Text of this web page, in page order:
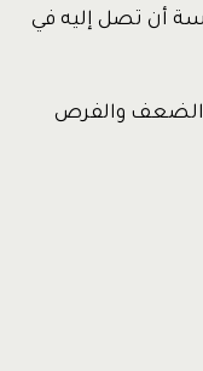
أن تصل إليه في
والضعف والفرص